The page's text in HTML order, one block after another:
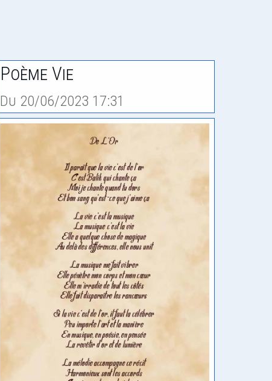
Poème Vie
Du 20/06/2023 17:31